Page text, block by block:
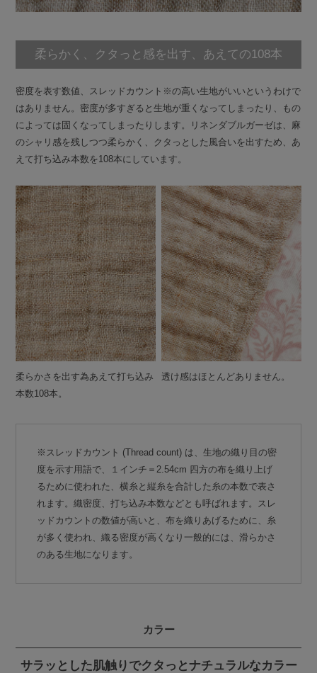
柔らかく、クタっと感を出す、あえての108本
密度を表す数値、スレッドカウント※の高い生地がいいというわけで
はありません。密度が多すぎると生地が重くなってしまったり、もの
によっては固くなってしまったりします。リネンダブルガーゼは、麻
のシャリ感を残しつつ柔らかく、クタっとした風合いを出すため、あ
えて打ち込み本数を108本にしています。
柔らかさを出す為あえて打ち込み
本数108本。
透け感はほとんどありません。
※スレッドカウント (Thread count) は、生地の織り目の密
度を示す用語で、１インチ＝2.54cm 四方の布を織り上げ
るために使われた、横糸と縦糸を合計した糸の本数で表さ
れます。織密度、打ち込み本数などとも呼ばれます。スレ
ッドカウントの数値が高いと、布を織りあげるために、糸
が多く使われ、織る密度が高くなり一般的には、滑らかさ
のある生地になります。
カラー
サラッとした肌触りでクタっとナチュラルなカラー